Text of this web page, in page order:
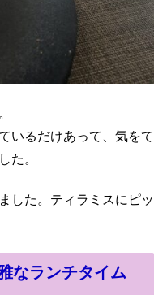
いるだけあって、気をて
た。
した。ティラミスにピッ
なランチタイム